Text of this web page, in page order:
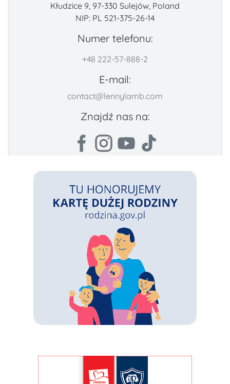
Kłudzice 9, 97-330 Sulejów, Poland
NIP: PL 521-375-26-14
Numer telefonu:
+48 222-57-888-2
E-mail:
contact@lennylamb.com
Znajdź nas na: